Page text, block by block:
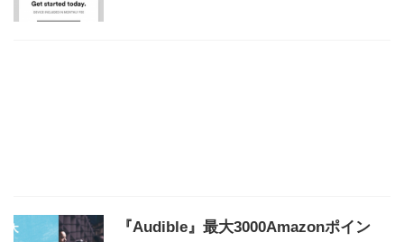
『Audible』最大3000Amazonポイン